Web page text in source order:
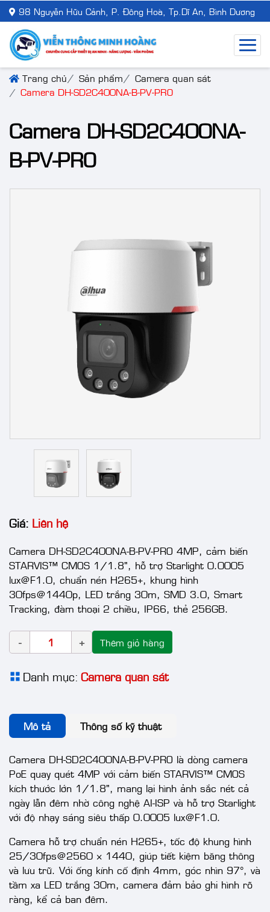
98 Nguyễn Hữu Cảnh, P. Đông Hoà, Tp.Dĩ An, Bình Dương
Trang chủ Sản phẩm
Camera quan sát
Camera DH-SD2C400NA-B-PV-PRO
Camera DH-SD2C400NA-
B-PV-PRO
Giá: Liên hệ
Camera DH-SD2C400NA-B-PV-PRO 4MP, cảm biến
STARVIS™ CMOS 1/1.8", hỗ trợ Starlight 0.0005
lux@F1.0, chuẩn nén H265+, khung hình
30fps@1440p, LED trắng 30m, SMD 3.0, Smart
Tracking, đàm thoại 2 chiều, IP66, thẻ 256GB.
Thêm giỏ hàng
Danh mục: Camera quan sát
Mô tả Thông số kỹ thuật
Camera DH-SD2C400NA-B-PV-PRO là dòng camera
PoE quay quét 4MP với cảm biến STARVIS™ CMOS
kích thước lớn 1/1.8", mang lại hình ảnh sắc nét cả
ngày lẫn đêm nhờ công nghệ AI-ISP và hỗ trợ Starlight
với độ nhạy sáng siêu thấp 0.0005 lux@F1.0.
Camera hỗ trợ chuẩn nén H265+, tốc độ khung hình
25/30fps@2560 × 1440, giúp tiết kiệm băng thông
và lưu trữ. Với ống kính cố định 4mm, góc nhìn 97°, và
tầm xa LED trắng 30m, camera đảm bảo ghi hình rõ
ràng, kể cả ban đêm.